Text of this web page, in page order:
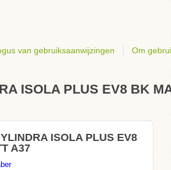
van gebruiksaanwijzingen Om
ISOLA PLUS EV8 BK
ISOLA PLUS EV8
A37